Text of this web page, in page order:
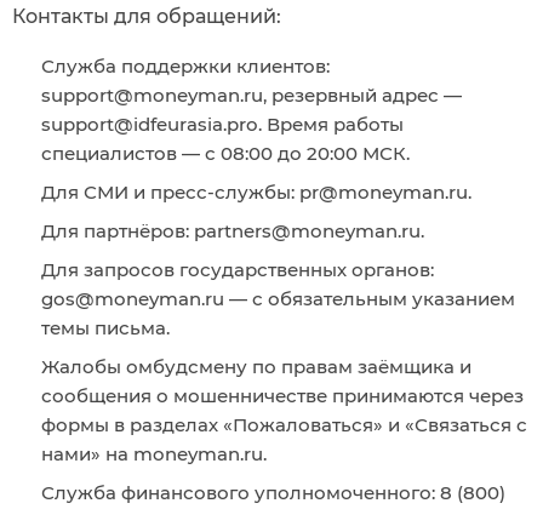
Контакты для обращений:
Служба поддержки клиентов:
support@moneyman.ru, резервный адрес —
support@idfeurasia.pro. Время работы
специалистов — с 08:00 до 20:00 МСК.
Для СМИ и пресс-службы: pr@moneyman.ru.
Для партнёров: partners@moneyman.ru.
Для запросов государственных органов:
gos@moneyman.ru — с обязательным указанием
темы письма.
Жалобы омбудсмену по правам заёмщика и
сообщения о мошенничестве принимаются через
формы в разделах «Пожаловаться» и «Связаться с
нами» на moneyman.ru.
Служба финансового уполномоченного: 8 (800)